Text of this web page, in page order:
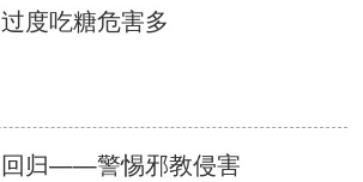
过度吃糖危害多
回归——警惕邪教侵害